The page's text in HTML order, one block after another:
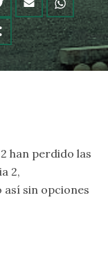
han perdido las
2,
así sin opciones